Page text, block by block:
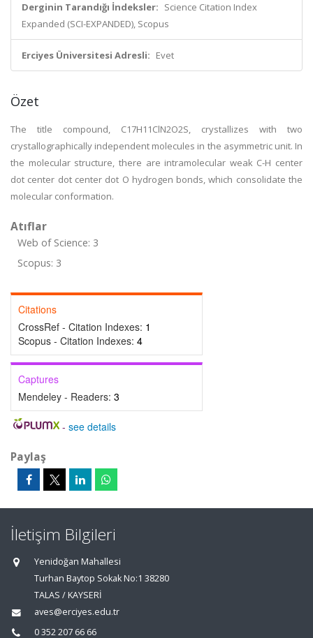
Derginin Tarandığı İndeksler: Science Citation Index
Expanded (SCI-EXPANDED), Scopus
Erciyes Üniversitesi Adresli: Evet
Özet
The title compound, C17H11ClN2O2S, crystallizes with two
crystallographically independent molecules in the asymmetric unit. In
the molecular structure, there are intramolecular weak C-H center
dot center dot center dot O hydrogen bonds, which consolidate the
molecular conformation.
Atıflar
Web of Science: 3
Scopus: 3
Citations
CrossRef - Citation Indexes: 1
Scopus - Citation Indexes: 4
Captures
Mendeley - Readers: 3
- see details
Paylaş
İletişim Bilgileri
Yenidoğan Mahallesi
Turhan Baytop Sokak No:1 38280
TALAS / KAYSERİ
aves@erciyes.edu.tr
0 352 207 66 66